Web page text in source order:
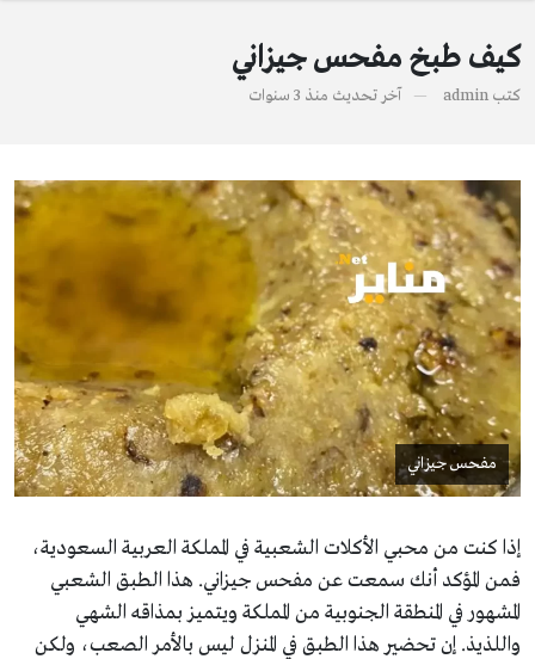
كيف طبخ مفحس جيزاني
كتب admin آخر تحديث منذ 3 سنوات
مفحس جيزاني
إذا كنت من محبي الأكلات الشعبية في المملكة العربية السعودية،
فمن المؤكد أنك سمعت عن مفحس جيزاني. هذا الطبق الشعبي
المشهور في المنطقة الجنوبية من المملكة ويتميز بمذاقه الشهي
واللذيذ. إن تحضير هذا الطبق في المنزل ليس بالأمر الصعب، ولكن